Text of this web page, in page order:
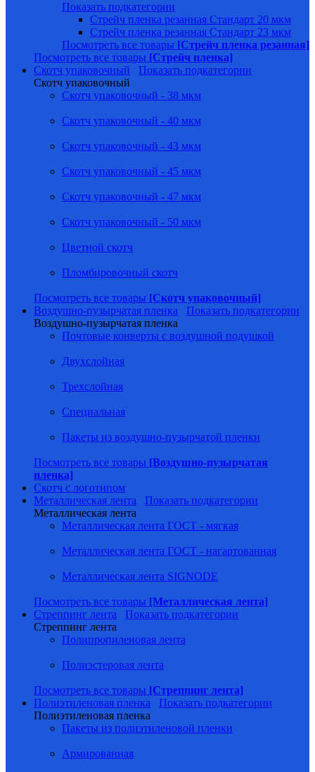
Показать подкатегории
Стрейч пленка резанная Стандарт 20 мкм
Стрейч пленка резанная Стандарт 23 мкм
Посмотреть все товары [Стрейч пленка резанная]
Посмотреть все товары [Стрейч пленка]
Скотч упаковочный
Показать подкатегории
Скотч упаковочный
Скотч упаковочный - 38 мкм
Скотч упаковочный - 40 мкм
Скотч упаковочный - 43 мкм
Скотч упаковочный - 45 мкм
Скотч упаковочный - 47 мкм
Скотч упаковочный - 50 мкм
Цветной скотч
Пломбировочный скотч
Посмотреть все товары [Скотч упаковочный]
Воздушно-пузырчатая пленка
Показать подкатегории
Воздушно-пузырчатая пленка
Почтовые конверты с воздушной подушкой
Двухслойная
Трехслойная
Специальная
Пакеты из воздушно-пузырчатой пленки
Посмотреть все товары [Воздушно-пузырчатая
пленка]
Скотч с логотипом
Металлическая лента
Показать подкатегории
Металлическая лента
Металлическая лента ГОСТ - мягкая
Металлическая лента ГОСТ - нагартованная
Металлическая лента SIGNODE
Посмотреть все товары [Металлическая лента]
Стреппинг лента
Показать подкатегории
Стреппинг лента
Полипропиленовая лента
Полиэстеровая лента
Посмотреть все товары [Стреппинг лента]
Полиэтиленовая пленка
Показать подкатегории
Полиэтиленовая пленка
Пакеты из полиэтиленовой пленки
Армированная